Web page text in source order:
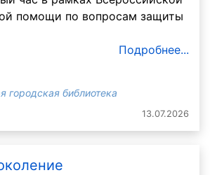
помощи по вопросам защиты
Подробнее...
городская библиотека
13.07.2026